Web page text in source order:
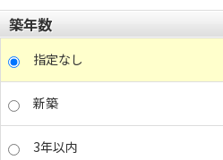
築年数
指定なし
新築
3年以内